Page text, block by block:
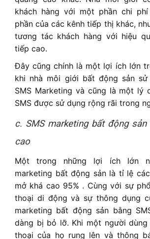
khách hàng với một phần chi
phần của các kênh tiếp thị khác,
tương tác khách hàng với hiệu
tiếp cao.
Đây cũng chính là một lợi ích lớn
khi nhà môi giới bất động sản
SMS Marketing và cũng là một lý
SMS được sử dụng rộng rãi trong
c. SMS marketing bất động sản
cao
Một trong những lợi ích lớn
marketing bất động sản là tỉ lệ
mở khá cao 95% . Cùng với sự
thoại di động và sự thông dụng
marketing bất động sản bằng
dàng bị bỏ lỡ. Khi một người
thoại của họ rung lên và thông